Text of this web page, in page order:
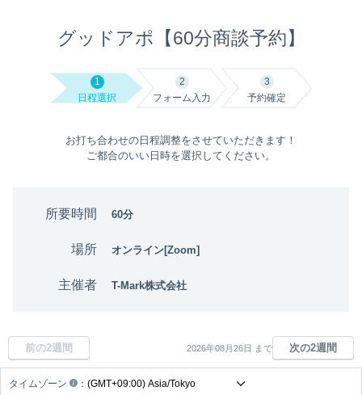
グッドアポ【60分商談予約】
1
日程選択
2
フォーム入力
3
予約確定
お打ち合わせの日程調整をさせていただきます！
ご都合のいい日時を選択してください。
所要時間 60分
場所 オンライン[Zoom]
主催者 T-Mark株式会社
前の2週間 2026年08月26日 まで 次の2週間
タイムゾーン ：